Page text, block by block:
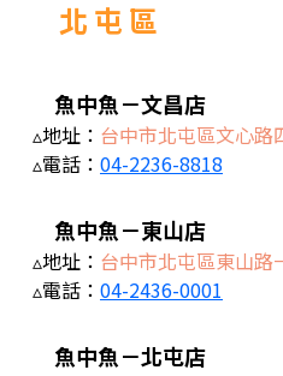
北 屯 區
魚中魚－文昌店
▵地址： 台中市北屯區文心路
▵電話： 04-2236-8818
魚中魚－東山店
▵地址： 台中市北屯區東山路
▵電話： 04-2436-0001
魚中魚－北屯店